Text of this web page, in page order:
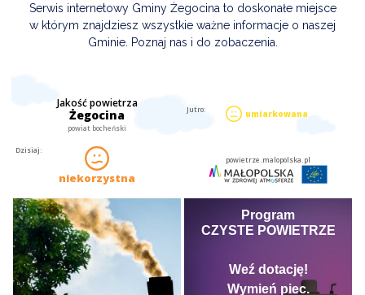
Serwis internetowy Gminy Żegocina to doskonałe miejsce
w którym znajdziesz wszystkie ważne informacje o naszej
Gminie. Poznaj nas i do zobaczenia.